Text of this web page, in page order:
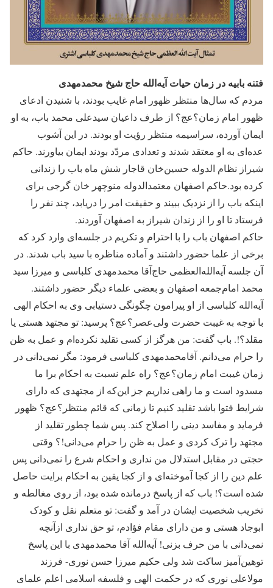
فتنه بابیه در زمان حیات آیه‌الله حاج شیخ محمدمهدی
مردم که سال‌ها منتظر ظهور امام غایب بودند، با شنیدن ادعای
ظهور امام زمان؟عج؟ از طرف داعیان سیدعلی محمد باب، به او
ایمان آورده، سراسیمه منتظر رؤیت او بودند. در این آشوب
عده‌ای به او معتقد شدند و تعدادی مردّد بودند ایمان بیاورند. حاکم
شیراز نظام الدوله حسین‌خان قاجار شش ماه باب را زندانی
کرده بود.حاکم اصفهان معتمدالدوله منوچهر خان گرجی برای
اینکه باب را از نزدیک ببیند و حقیقت امر را دریابد، چند نفر را
فرستاد تا او را از زندان شیراز به اصفهان آوردند.
حاکم اصفهان باب را با احترام و تکریم در جلسه‌ای وارد کرد که
برخی از علما حضور داشتند و آماده مناظره با سید باب شدند. در
آن جلسه آیه‌الله‌العظمی حاج‌آقا محمدمهدی کلباسی و میرزا سید
محمد امام‌جمعه اصفهان و بعضی علماء دیگر حضور داشتند.
آیه‌الله کلباسی از او پیرامون چگونگی دستیابی وی به احکام الهی
با توجه به غیبت حضرت ولی‌عصر؟عج؟ پرسید: تو مجتهد هستی یا
مقلد؟!. باب گفت: من هرگز از کسی تقلید نکرده‌ام و عمل به ظن
را حرام می‌دانم. آقامحمدمهدی کلباسی فرمود: مگر نمی‌دانی در
زمان غیبت امام زمان؟عج؟ راه علم نسبت به احکام برا ما
مسدود است و ما راهی نداریم جز این‌که از مجتهدی که دارای
شرایط فتوا باشد تقلید کنیم تا زمانی که قائم منتظر؟عج؟ ظهور
فرماید و مفاسد دینی را اصلاح کند. پس شما چطور تقلید از
مجتهد را ترک کردی و عمل به ظن را حرام می‌دانی!؟ وقتی
حجتی در مقابل استدلال من نداری و احکام شرع را نمی‌دانی پس
علم دین را از کجا آموخته‌ای و از کجا یقین به احکام برایت حاصل
شده است؟! باب که از پاسخ درمانده شده بود، از روی مغالطه و
تخریب شخصیت ایشان در آمد و گفت: تو متعلم نقل و کودک
ابوجاد هستی و من دارای مقام فؤادم، تو حق نداری ازآنچه
نمی‌دانی با من حرف بزنی! آیه‌الله آقا محمدمهدی با این پاسخ
توهین‌آمیز ساکت شد ولی حکیم میرزا حسن نوری- فرزند
مولاعلی نوری که در حکمت الهی و فلسفه اسلامی اعلم علمای